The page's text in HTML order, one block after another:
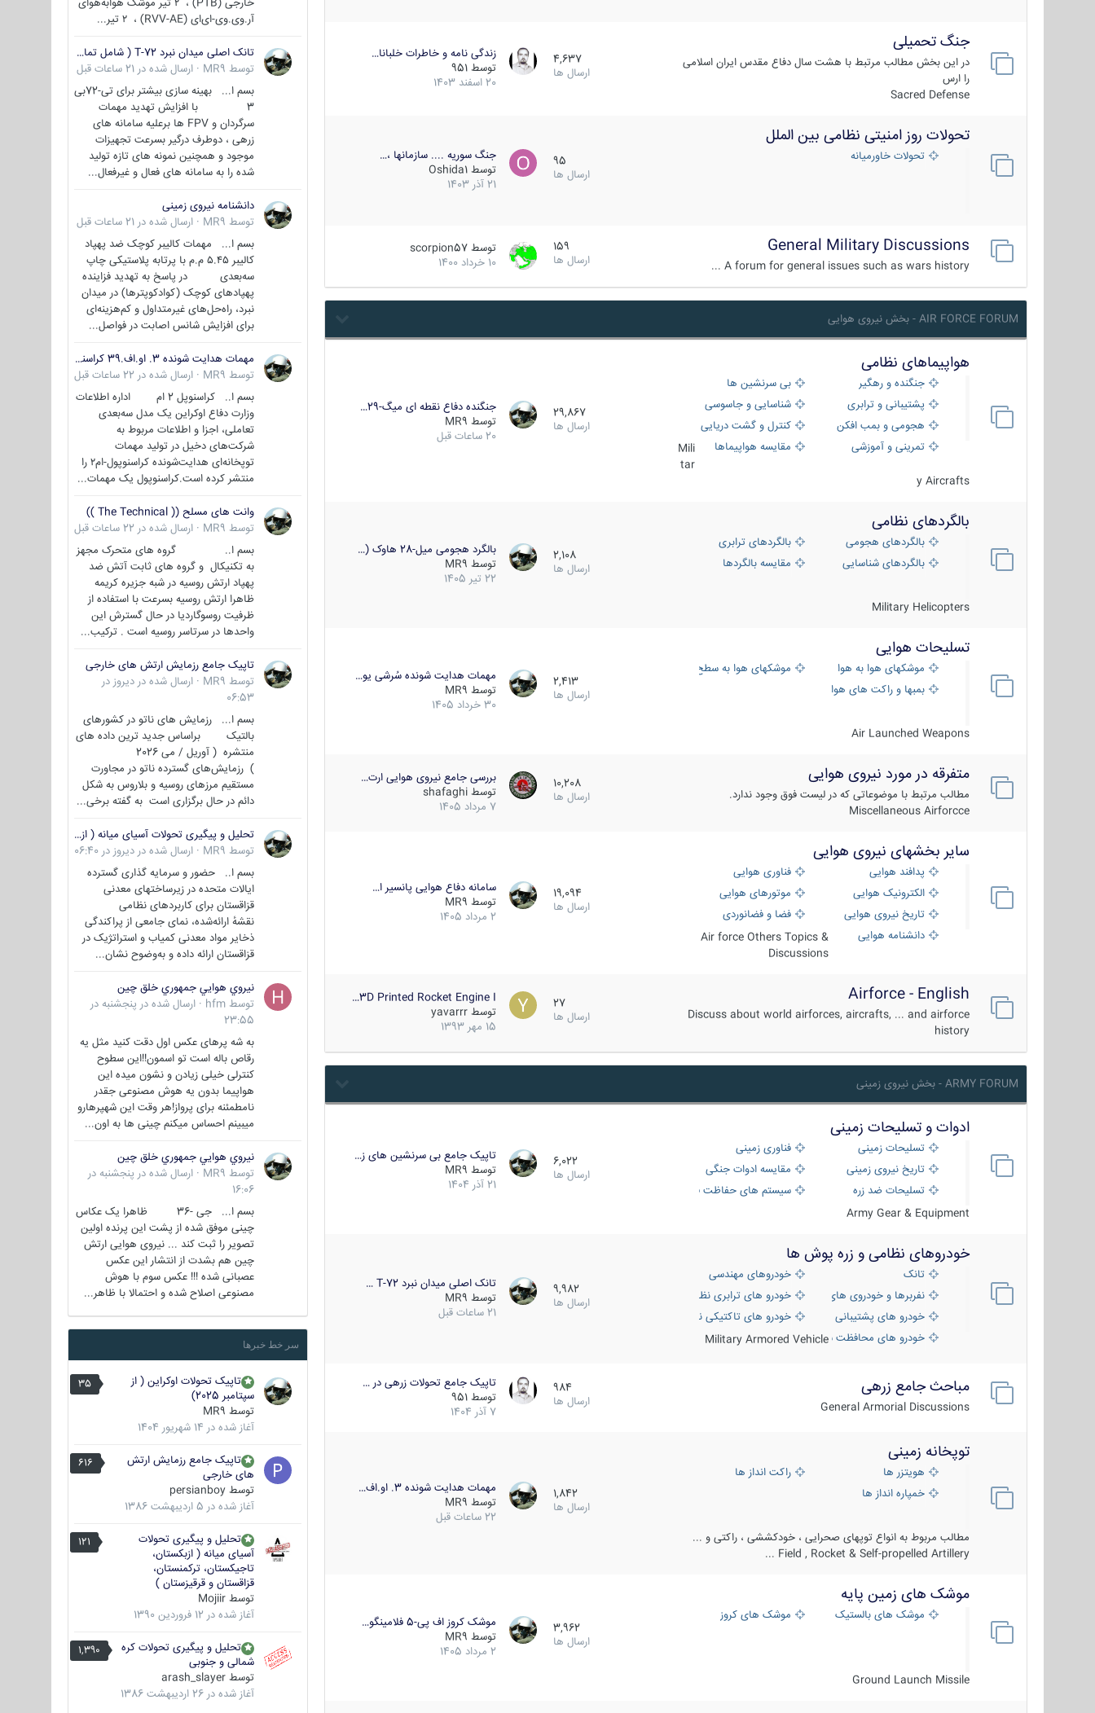
جنگ تحمیلی
در این بخش مطالب مرتبط با هشت سال دفاع مقدس ایران اسلامی
را ارس
Sacred Defense
4,637
ارسال ها
زندگی نامه و خاطرات خلبانا…
توسط 951
20 اسفند 1403
تحولات روز امنیتی نظامی بین الملل
تحولات خاورمیانه
95
ارسال ها
جنگ سوریه .... سازمانها ،…
توسط Oshida1
21 آذر 1403
General Military Discussions
A forum for general issues such as wars history ...
159
ارسال ها
توسط scorpion57
10 خرداد 1400
AIR FORCE FORUM - بخش نیروی هوایی
هواپیماهای نظامی
جنگنده و رهگیر
بی سرنشین ها
پشتیبانی و ترابری
شناسایی و جاسوسی
هجومی و بمب افکن
کنترل و گشت دریایی
تمرینی و آموزشی
مقایسه هواپیماها
Mili
tar
y Aircrafts
29,867
ارسال ها
جنگنده دفاع نقطه ای میگ-29…
توسط MR9
20 ساعات قبل
بالگردهای نظامی
بالگردهای هجومی
بالگردهای ترابری
بالگردهای شناسایی
مقایسه بالگردها
Military Helicopters
2,108
ارسال ها
بالگرد هجومی میل-28 هاوک (…
توسط MR9
22 تیر 1405
تسلیحات هوایی
موشکهای هوا به هوا
موشکهای هوا به سطح
بمبها و راکت های هوایی
Air Launched Weapons
2,413
ارسال ها
مهمات هدایت شونده سُرشی یو…
توسط MR9
30 خرداد 1405
متفرقه در مورد نیروی هوایی
مطالب مرتبط با موضوعاتی که در لیست فوق وجود ندارد.
Miscellaneous Airforcce
10,208
ارسال ها
بررسی جامع نیروی هوایی ارت…
توسط shafaghi
7 مرداد 1405
سایر بخشهای نیروی هوایی
پدافند هوایی
فناوری هوایی
الکترونیک هوایی
موتورهای هوایی
تاریخ نیروی هوایی
فضا و فضانوردی
دانشنامه هوایی
Air force Others Topics &
Discussions
19,094
ارسال ها
سامانه دفاع هوایی پانسیر ا…
توسط MR9
2 مرداد 1405
Airforce - English
Discuss about world airforces, aircrafts, ... and airforce
history
27
ارسال ها
3D Printed Rocket Engine I…
توسط yavarrr
15 مهر 1393
ARMY FORUM - بخش نیروی زمینی
ادوات و تسلیحات زمینی
تسلیحات زمینی
فناوری زمینی
تاریخ نیروی زمینی
مقایسه ادوات جنگی
تسلیحات ضد زره
سیستم های حفاظت فعال
Army Gear & Equipment
6,022
ارسال ها
تاپیک جامع بی سرنشین های ز…
توسط MR9
21 آذر 1404
خودروهای نظامی و زره پوش ها
تانک
خودروهای مهندسی
نفربرها و خودروی های رزمی پیاده نظامخودرو های ترابری نظامی
خودرو های پشتیبانی آتش ، شناسایی و ضد تانک
خودرو های تاکتیکی نظامی
خودرو های محافظت شدهMilitary Armored Vehicle
9,982
ارسال ها
تانک اصلی میدان نبرد T-72 …
توسط MR9
21 ساعات قبل
مباحث جامع زرهی
General Armorial Discussions
984
ارسال ها
تاپیک جامع تحولات زرهی در …
توسط 951
7 آذر 1404
توپخانه زمینی
هویتزر ها
راکت انداز ها
خمپاره انداز ها
مطالب مربوط به انواع توپهای صحرایی ، خودکششی ، راکتی و ...
Field , Rocket & Self-propelled Artillery ...
1,842
ارسال ها
مهمات هدایت شونده 3. او.اف…
توسط MR9
22 ساعات قبل
موشک های زمین پایه
موشک های بالستیک موشک های کروز
Ground Launch Missile
3,962
ارسال ها
موشک کروز اف پی-5 فلامینگو…
توسط MR9
2 مرداد 1405
آر.وی.وی-ای‌ای (RVV-AE) ، ۲ تیر...
تانک اصلی میدان نبرد T-72 ( شامل تمامی گونه ها )
توسط MR9
· ارسال شده در 21 ساعات قبل
بسم ا... بهینه سازی بیشتر برای تی-72بی
3 با افزایش تهدید مهمات
سرگردان و FPV ها برعلیه سامانه های
زرهی ، دوطرف درگیر بسرعت تجهیزات
موجود و همچنین نمونه های تازه تولید
شده را به سامانه های فعال و غیرفعال...
دانشنامه نیروی زمینی
توسط MR9
· ارسال شده در 21 ساعات قبل
بسم ا... مهمات کالیبر کوچک ضد پهپاد
کالیبر ۵.۴۵ م.م با پرتابه پلاستیکی چاپ
سه‌بعدی در پاسخ به تهدید فزاینده
پهپادهای کوچک (کوادکوپترها) در میدان
نبرد، راه‌حل‌های غیرمتداول و کم‌هزینه‌ای
برای افزایش شانس اصابت در فواصل...
مهمات هدایت شونده 3. او.اف.39 کراسنوپل/بصیر( Krasnopol 3OF39 )
توسط MR9
· ارسال شده در 22 ساعات قبل
بسم ا.. کراسنوپل 2 ام اداره اطلاعات
وزارت دفاع اوکراین یک مدل سه‌بعدی
تعاملی، اجزا و اطلاعات مربوط به
شرکت‌های دخیل در تولید مهمات
توپخانه‌ای هدایت‌شونده کراسنوپول-ام۲ را
منتشر کرده است.کراسنوپول یک مهمات...
وانت های مسلح (( The Technical ))
توسط MR9
· ارسال شده در 22 ساعات قبل
بسم ا.. گروه های متحرک مجهز
به تکنیکال و گروه های ثابت آتش ضد
پهپاد ارتش روسیه در شبه جزیره کریمه
ظاهرا ارتش روسیه بسرعت با استفاده از
ظرفیت روسوگاردیا در حال گسترش این
واحدها در سرتاسر روسیه است . ترکیب...
تاپیک جامع رزمایش ارتش های خارجی
توسط MR9
· ارسال شده در دیروز در
06:53
بسم ا... رزمایش های ناتو در کشورهای
بالتیک براساس جدید ترین داده های
منتشره ( آوریل / می 2026
) رزمایش‌های گسترده ناتو در مجاورت
مستقیم مرزهای روسیه و بلاروس به شکل
دائم در حال برگزاری است به گفته برخی...
تحلیل و پیگیری تحولات آسیای میانه ( ازبکستان، تاجیکستان، ترکمنستان، قزاقستان و قرقیزستان )
توسط MR9
· ارسال شده در دیروز در 06:40
بسم ا.. حضور و سرمایه گذاری گسترده
ایالات متحده در زیرساختهای معدنی
قزاقستان برای کاربردهای نظامی
نقشهٔ ارائه‌شده، نمای جامعی از پراکندگی
ذخایر مواد معدنی کمیاب و استراتژیک در
قزاقستان ارائه داده و به‌وضوح نشان...
نيروي هوايي جمهوري خلق چين
توسط hfm
· ارسال شده در پنجشنبه در
23:55
به شه پرهای عکس اول دقت کنید مثل یه
رقاص باله است تو اسمون!!این سطوح
کنترلی خیلی زیادن و نشون میده این
هواپیما بدون یه هوش مصنوعی جقدر
نامطمئنه برای پرواز!هر وقت این شهپرهارو
میبینم احساس میکنم چینی ها به اون...
نيروي هوايي جمهوري خلق چين
توسط MR9
· ارسال شده در پنجشنبه در
16:06
بسم ا... جی -36 ظاهرا یک عکاس
چینی موفق شده از پشت این پرنده اولین
تصویر را ثبت کند ... نیروی هوایی ارتش
چین هم بشدت از انتشار این عکس
عصبانی شده !!! عکس سوم با هوش
مصنوعی اصلاح شده و احتمالا با ظاهر...
سر خط خبرها
35
تاپیک تحولات اوکراین ( از
سپتامبر 2025)
توسط MR9
آغاز شده در 14 شهریور 1404
616
تاپیک جامع رزمایش ارتش
های خارجی
توسط persianboy
آغاز شده در 5 اردیبهشت 1386
121
تحلیل و پیگیری تحولات
آسیای میانه ( ازبکستان،
تاجیکستان، ترکمنستان،
قزاقستان و قرقیزستان )
توسط Mojiir
آغاز شده در 12 فروردین 1390
1,390
تحلیل و پیگیری تحولات کره
شمالی و جنوبی
توسط arash_slayer
آغاز شده در 26 اردیبهشت 1386